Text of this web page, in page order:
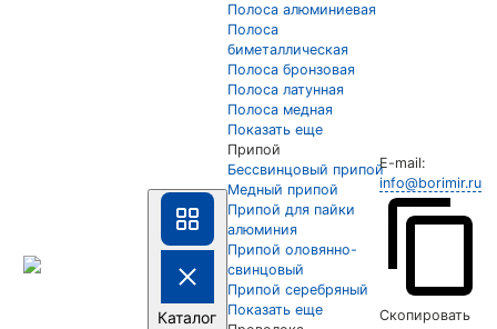
Каталог
Полоса алюминиевая
Полоса
биметаллическая
Полоса бронзовая
Полоса латунная
Полоса медная
Показать еще
Припой
Бессвинцовый припой
Медный припой
Припой для пайки
алюминия
Припой оловянно-
свинцовый
Припой серебряный
Показать еще
E-mail:
info@borimir.ru
Скопировать